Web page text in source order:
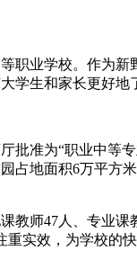
业学校。作为
生和家长更好地
批准为“职业中等
地面积6万平
教师47人、专业
实效，为学校的